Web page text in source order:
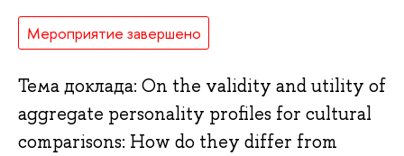
Мероприятие завершено
Тема доклада: On the validity and utility of
aggregate personality profiles for cultural
comparisons: How do they differ from